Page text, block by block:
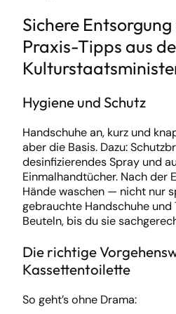
Sichere
Praxis-Tipps aus
Hygiene und Schutz
Handschuhe an, kurz und
aber die Basis. Dazu:
desinfizierendes Spray und
Einmalhandtücher. Nach der
Hände waschen — nicht nur
gebrauchte Handschuhe und
Beuteln, bis du sie
Die richtige
Kassettentoilette
So geht’s ohne Drama: